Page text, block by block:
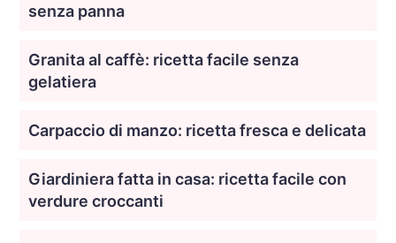
senza panna
Granita al caffè: ricetta facile senza
gelatiera
Carpaccio di manzo: ricetta fresca e delicata
Giardiniera fatta in casa: ricetta facile con
verdure croccanti